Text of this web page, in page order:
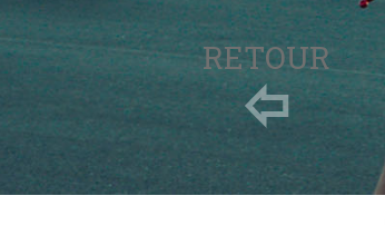
RETOUR